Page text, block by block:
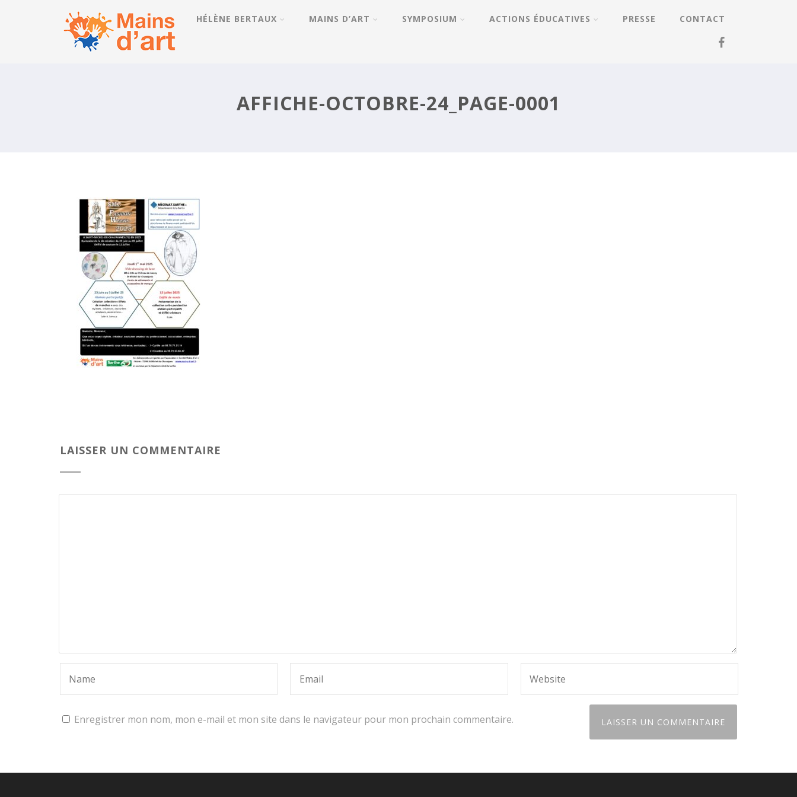
HÉLÈNE BERTAUX MAINS D’ART SYMPOSIUM ACTIONS ÉDUCATIVES PRESSE CONTACT
AFFICHE-OCTOBRE-24_PAGE-0001
LAISSER UN COMMENTAIRE
Enregistrer mon nom, mon e-mail et mon site dans le navigateur pour mon prochain commentaire.